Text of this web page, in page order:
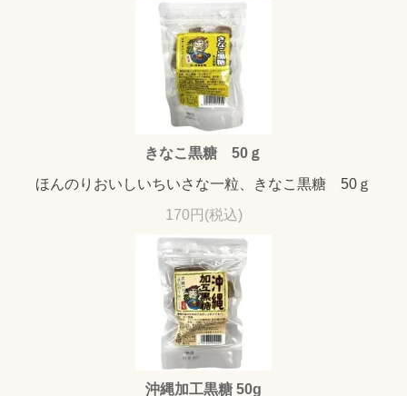
きなこ黒糖 50ｇ
ほんのりおいしいちいさな一粒、きなこ黒糖 50ｇ
170円(税込)
沖縄加工黒糖 50g